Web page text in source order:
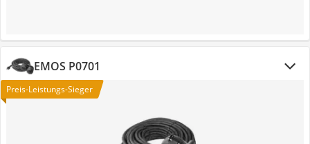
EMOS P0701
Preis-Leistungs-Sieger